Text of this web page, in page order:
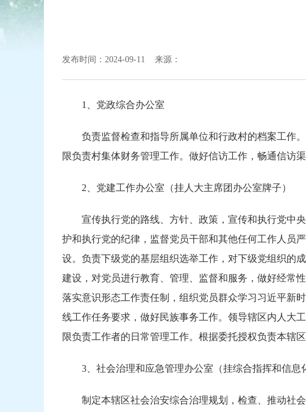
发布时间：2024-09-11 来源：
1、党政综合办公室
负责监督检查和指导所属单位和行政村的档案工作
限负责村集体财务管理工作。做好信访工作，畅通信访
2、党建工作办公室（挂人大主席团办公室牌子）
宣传执行党的路线、方针、政策，宣传和执行党中
护和执行党的纪律，监督党员干部和其他任何工作人员
设。负责下级党的基层组织选举工作，对下级党组织的
建设，对党员进行教育、管理、监督和服务，做好经常
落实意识形态工作责任制，组织党员群众学习习近平新
线工作任务要求，做好民族事务工作。领导辖区内人大
限负责工作者的日常管理工作。根据委托授权负责本辖
3、社会治理和应急管理办公室（挂综合指挥和信息
制定本辖区社会治安综合治理规划，检查、推动社